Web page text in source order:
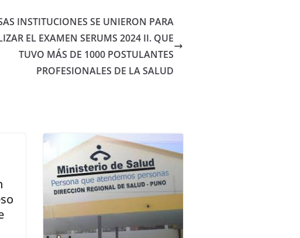
INSTITUCIONES SE UNIERON PARA
EL EXAMEN SERUMS 2024 II. QUE
TUVO MÁS DE 1000 POSTULANTES
PROFESIONALES DE LA SALUD